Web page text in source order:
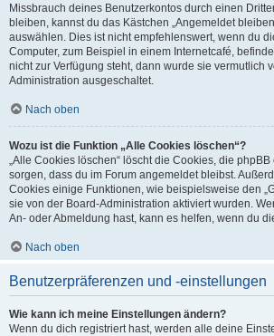
Missbrauch deines Benutzerkontos durch einen
bleiben, kannst du das Kästchen „Angemeldet
auswählen. Dies ist nicht empfehlenswert, wenn du
Computer, zum Beispiel in einem Internetcafé,
nicht zur Verfügung steht, dann wurde sie vermutlich
Administration ausgeschaltet.
Nach oben
Wozu ist die Funktion „Alle Cookies löschen“?
„Alle Cookies löschen“ löscht die Cookies, die
sorgen, dass du im Forum angemeldet bleibst.
Cookies einige Funktionen, wie beispielsweise den
sie von der Board-Administration aktiviert wurden.
An- oder Abmeldung hast, kann es helfen, wenn du
Nach oben
Benutzerpräferenzen und -einstellungen
Wie kann ich meine Einstellungen ändern?
Wenn du dich registriert hast, werden alle deine